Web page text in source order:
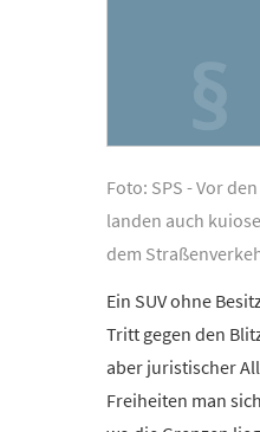
Foto: SPS - Vor
landen auch
dem
Ein SUV ohne
Tritt gegen den
aber juristischer
Freiheiten man